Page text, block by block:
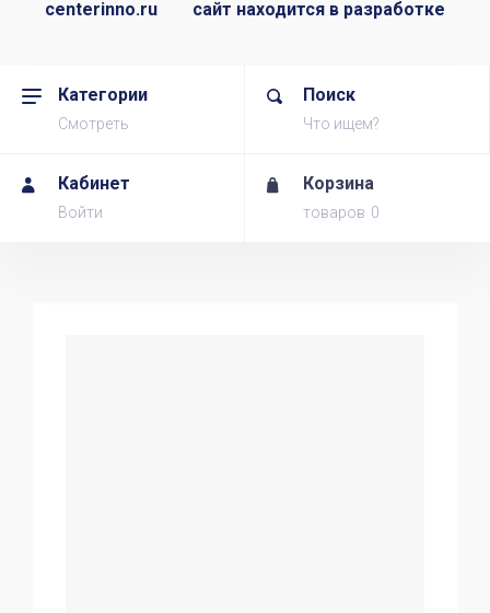
centerinno.ru сайт находится в разработке
Категории
Смотреть
Поиск
Что ищем?
Кабинет
Войти
Корзина
товаров